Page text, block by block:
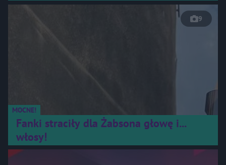
9
MOCNE!
Fanki straciły dla Żabsona głowę i...
włosy!